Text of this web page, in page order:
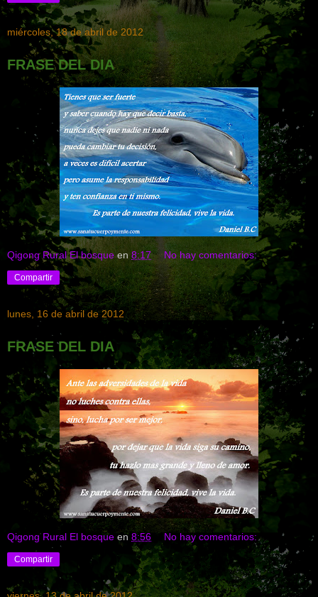
miércoles, 18 de abril de 2012
FRASE DEL DIA
Qigong Rural El bosque en 8:17 No hay comentarios:
Compartir
lunes, 16 de abril de 2012
FRASE DEL DIA
Qigong Rural El bosque en 8:56 No hay comentarios:
Compartir